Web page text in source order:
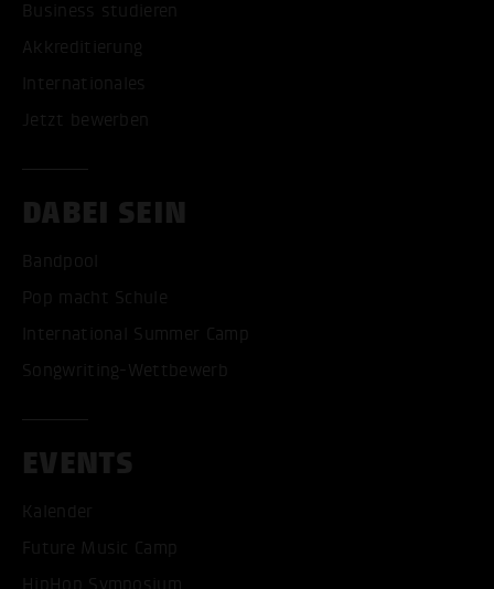
Business studieren
Akkreditierung
Internationales
Jetzt bewerben
DABEI SEIN
Bandpool
Pop macht Schule
International Summer Camp
Songwriting-Wettbewerb
EVENTS
Kalender
Future Music Camp
HipHop Symposium